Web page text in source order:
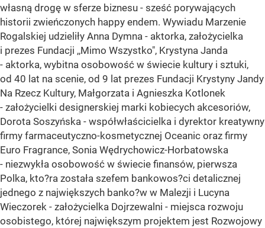
własną drogę w sferze biznesu - sześć porywających
historii zwieńczonych happy endem. Wywiadu Marzenie
Rogalskiej udzieliły Anna Dymna - aktorka, założycielka
i prezes Fundacji ,,Mimo Wszystko", Krystyna Janda
- aktorka, wybitna osobowość w świecie kultury i sztuki,
od 40 lat na scenie, od 9 lat prezes Fundacji Krystyny Jandy
Na Rzecz Kultury, Małgorzata i Agnieszka Kotlonek
- założycielki designerskiej marki kobiecych akcesoriów,
Dorota Soszyńska - współwłaścicielka i dyrektor kreatywny
firmy farmaceutyczno-kosmetycznej Oceanic oraz firmy
Euro Fragrance, Sonia Wędrychowicz-Horbatowska
- niezwykła osobowość w świecie finansów, pierwsza
Polka, kto?ra została szefem bankowos?ci detalicznej
jednego z największych banko?w w Malezji i Lucyna
Wieczorek - założycielka Dojrzewalni - miejsca rozwoju
osobistego, której największym projektem jest Rozwojowy